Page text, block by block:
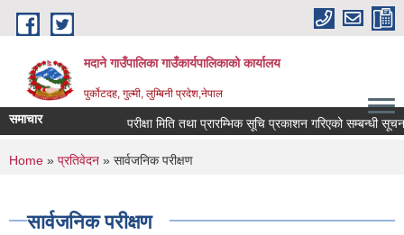
Skip to main content
मदाने गाउँपालिका गाउँकार्यपालिकाको कार्यालय
पुर्कोटदह, गुल्मी, लुम्बिनी प्रदेश,नेपाल
समाचार परीक्षा मिति तथा प्रारम्भिक सूचि प्रकाशन गरिएको सम्बन्धी सूचना
You are here
Home » प्रतिवेदन » सार्वजनिक परीक्षण
सार्वजनिक परीक्षण